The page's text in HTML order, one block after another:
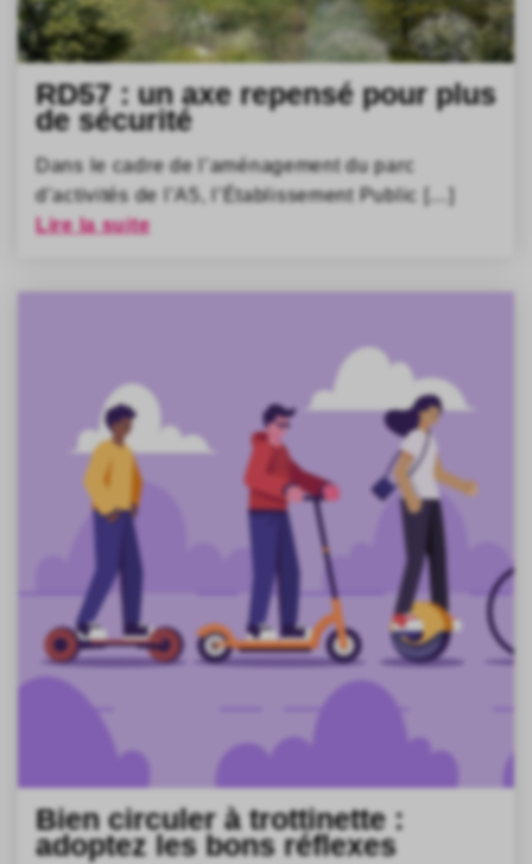
RD57 : un axe repensé pour plus
de sécurité
Dans le cadre de l’aménagement du parc
d’activités de l’A5, l’Établissement Public […]
Lire la suite
Bien circuler à trottinette :
adoptez les bons réflexes